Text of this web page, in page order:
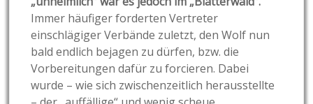
Immer häufiger forderten Vertreter
einschlägiger Verbände zuletzt, den Wolf nun
bald endlich bejagen zu dürfen, bzw. die
Vorbereitungen dafür zu forcieren. Dabei
wurde – wie sich zwischenzeitlich herausstellte